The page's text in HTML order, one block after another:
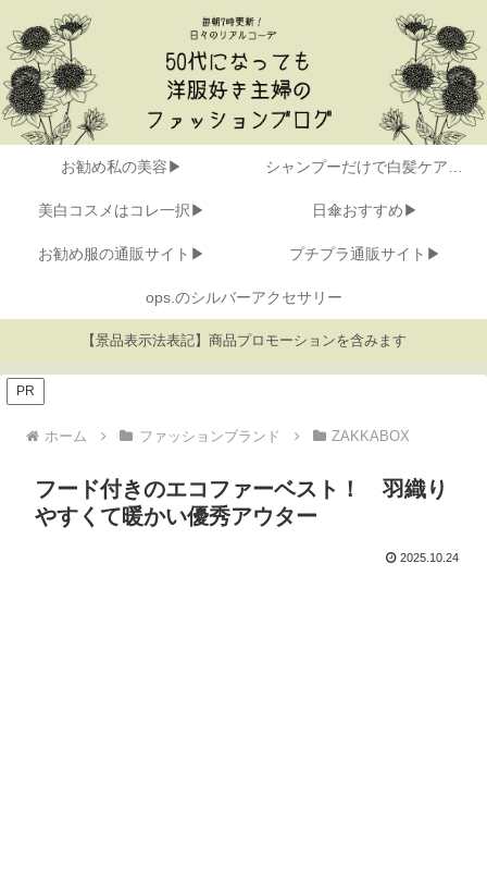
お勧め私の美容▶ シャンプーだけで白髪ケア▶
美白コスメはコレ一択▶ 日傘おすすめ▶
お勧め服の通販サイト▶ プチプラ通販サイト▶
ops.のシルバーアクセサリー
【景品表示法表記】商品プロモーションを含みます
PR
ホーム ファッションブランド ZAKKABOX
フード付きのエコファーベスト！ 羽織り
やすくて暖かい優秀アウター
2025.10.24